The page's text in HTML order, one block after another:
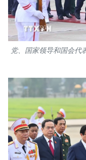
党、国家领导和国会代